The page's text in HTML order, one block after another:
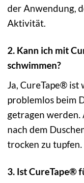
der Anwendung,
Aktivität.
2. Kann ich mit
schwimmen?
Ja, CureTape® ist
problemlos beim
getragen werden.
nach dem
trocken zu tupfen.
3. Ist CureTape®